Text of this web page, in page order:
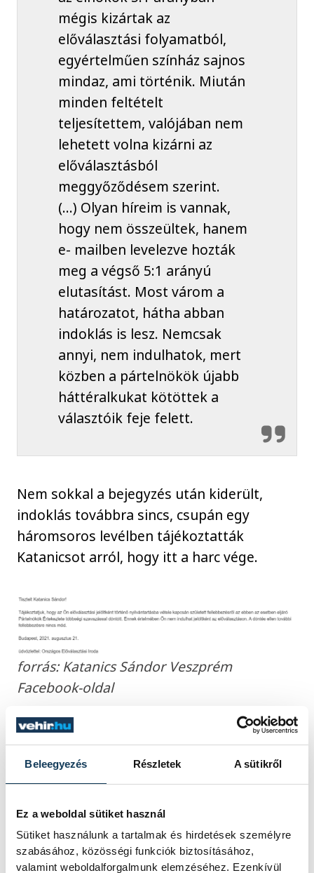
Beleegyezés Részletek A sütikről
Ez a weboldal sütiket használ
Sütiket használunk a tartalmak és hirdetések személyre
szabásához, közösségi funkciók biztosításához,
valamint weboldalforgalmunk elemzéséhez. Ezenkívül
mégis kizártak az
előválasztási folyamatból,
egyértelműen színház sajnos
mindaz, ami történik. Miután
minden feltételt
teljesítettem, valójában nem
lehetett volna kizárni az
előválasztásból
meggyőződésem szerint.
(...) Olyan híreim is vannak,
hogy nem összeültek, hanem
e- mailben levelezve hozták
meg a végső 5:1 arányú
elutasítást. Most várom a
határozatot, hátha abban
indoklás is lesz. Nemcsak
annyi, nem indulhatok, mert
közben a pártelnökök újabb
háttéralkukat kötöttek a
választóik feje felett.
Nem sokkal a bejegyzés után kiderült,
indoklás továbbra sincs, csupán egy
háromsoros levélben tájékoztatták
Katanicsot arról, hogy itt a harc vége.
forrás: Katanics Sándor Veszprém
Facebook-oldal
Az előválasztáson Katanics így már
végérvényesen nem indulhat, ennek
megmérettesse magát a jövő évi
országgyűlési választáson. Ezzel
kapcsolatban viszont Katanics több helyen,